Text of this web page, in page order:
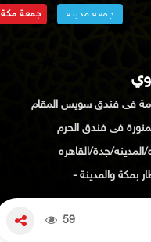
جمعة مكة جمعه مدينه
المدينه/جدة/القاهره
بمكة والمدينة -
59